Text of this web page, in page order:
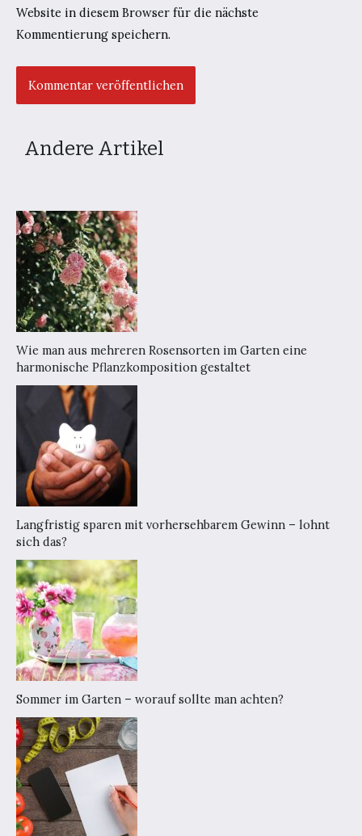
Website in diesem Browser für die nächste
Kommentierung speichern.
Andere Artikel
Wie man aus mehreren Rosensorten im Garten eine
harmonische Pflanzkomposition gestaltet
Langfristig sparen mit vorhersehbarem Gewinn – lohnt
sich das?
Sommer im Garten – worauf sollte man achten?